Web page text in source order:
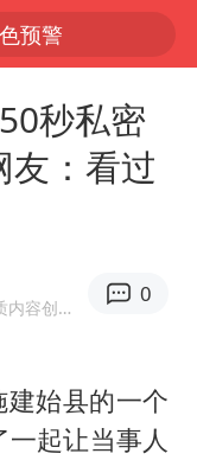
壁置换
上海轨交全网络地面高架区段限速运行
武契奇会见泽连斯基有何意图
台铃电动车仅骑一年就断电趴窝
暴雨
秒私密
友：看过
·网易号优质内容创作者
0
建始县的一个
起让当事人